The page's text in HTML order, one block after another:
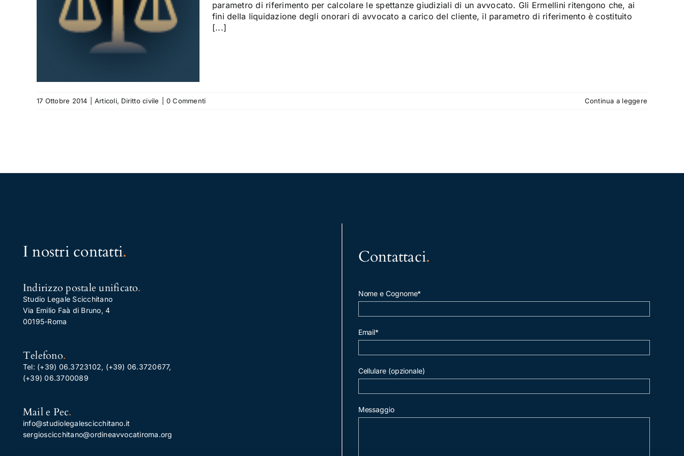
parametro di riferimento per calcolare le spettanze giudiziali di un avvocato. Gli Ermellini ritengono che, ai
fini della liquidazione degli onorari di avvocato a carico del cliente, il parametro di riferimento è costituito
[...]
17 Ottobre 2014 Articoli, Diritto civile 0 Commenti Continua a leggere
I nostri contatti.
Indirizzo postale unificato.
Studio Legale Scicchitano
Via Emilio Faà di Bruno, 4
00195-Roma
Telefono.
Tel: (+39) 06.3723102, (+39) 06.3720677,
(+39) 06.3700089
Mail e Pec.
info@studiolegalescicchitano.it
sergioscicchitano@ordineavvocatiroma.org
Contattaci.
Nome e Cognome*
Email*
Cellulare (opzionale)
Messaggio